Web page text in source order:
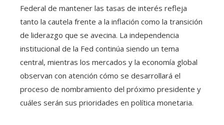
Federal de mantener las tasas de interés refleja
tanto la cautela frente a la inflación como la transición
de liderazgo que se avecina. La independencia
institucional de la Fed continúa siendo un tema
central, mientras los mercados y la economía global
observan con atención cómo se desarrollará el
proceso de nombramiento del próximo presidente y
cuáles serán sus prioridades en política monetaria.